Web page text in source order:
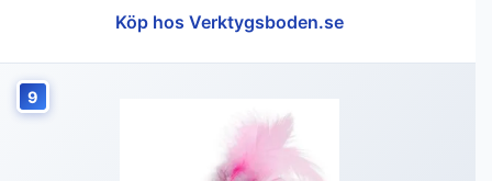
Köp hos Verktygsboden.se
9